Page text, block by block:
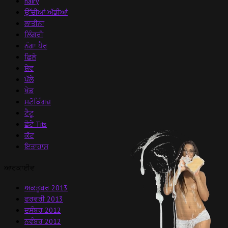
ਉੱਚੀਆਂ ਅੱਡੀਆਂ
ਲਾਤੀਨਾ
ਲਿੰਗਰੀ
ਨੰਗਾ ਪੈਰ
ਛਿਲੇ
ਸ਼ੇਵ
ਪੱਲੇ
ਖੇਡ
ਸਟੋਕਿੰਗਜ਼
ਟੈਟੂ
ਛੋਟੇ Tits
ਕੱਟ
ਇਤਾਹਾਸ
ਅਕਤੂਬਰ 2013
ਫਰਵਰੀ 2013
ਦਸੰਬਰ 2012
ਨਵੰਬਰ 2012